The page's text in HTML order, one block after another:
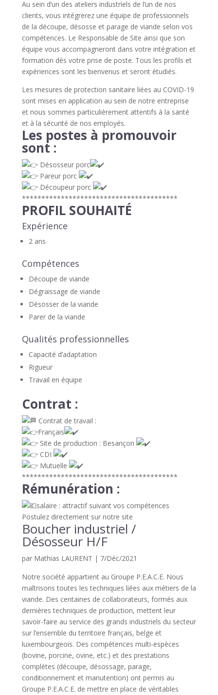
Au sein d’un des ateliers industriels de l’un de nos
clients, vous intégrerez une équipe de professionnels
de la découpe, désosse et parage de viande selon vos
compétences. Le Responsable de Site ainsi que son
équipe vous accompagneront dans votre intégration et
formation dès votre prise de poste. Tous les profils et
expériences sont les bienvenus et seront étudiés.
Les mesures de protection sanitaire liées au COVID-19
sont mises en application au sein de notre entreprise
et nous sommes particulièrement attentifs à la santé
et à la sécurité de nos employés.
Les postes à promouvoir
sont :
Désosseur porc
Pareur porc
Découpeur porc
****************************************
PROFIL SOUHAITÉ
Expérience
2 ans
Compétences
Découpe de viande
Dégraissage de viande
Désosser de la viande
Parer de la viande
Qualités professionnelles
Capacité d’adaptation
Rigueur
Travail en équipe
Contrat :
Contrat de travail :
Français
Site de production : Besançon
CDI
Mutuelle
****************************************
Rémunération :
salaire : attractif suivant vos compétences
Postulez directement sur notre site
Boucher industriel /
Désosseur H/F
par Mathias LAURENT | 7/Déc/2021
Notre société appartient au Groupe P.E.A.C.E. Nous
maîtrisons toutes les techniques liées aux métiers de la
viande. Des centaines de collaborateurs, formés aux
dernières techniques de production, mettent leur
savoir-faire au service des grands industriels du secteur
sur l’ensemble du territoire français, belge et
luxembourgeois. Des compétences multi-espèces
(bovine, porcine, ovine, etc.) et des prestations
complètes (découpe, désossage, parage,
conditionnement et manutention) ont permis au
Groupe P.E.A.C.E. de mettre en place de véritables